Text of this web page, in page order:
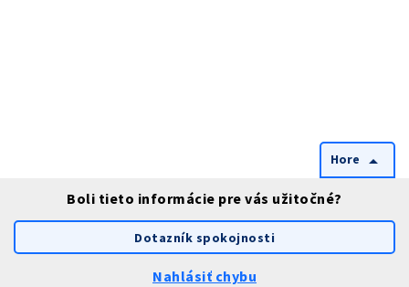
Hore arrow_drop_up
Boli tieto informácie pre vás užitočné?
Dotazník spokojnosti
Nahlásiť chybu